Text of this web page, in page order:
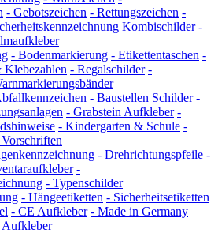
- Gebotszeichen - Rettungszeichen -
Kombischilder -
- Bodenmarkierung - Etikettentaschen -
Klebezahlen - Regalschilder -
- Baustellen Schilder -
- Grabstein Aufkleber -
- Kindergarten & Schule -
- Drehrichtungspfeile -
-
- Typenschilder
- Hängeetiketten - Sicherheitsetiketten
- CE Aufkleber - Made in Germany